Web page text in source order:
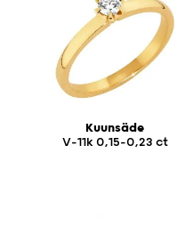
Kuunsäde
V-11k 0,15-0,23 ct